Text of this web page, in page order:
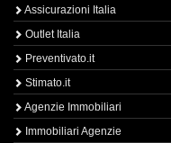
Assicurazioni Italia
Outlet Italia
Preventivato.it
Stimato.it
Agenzie Immobiliari
Immobiliari Agenzie